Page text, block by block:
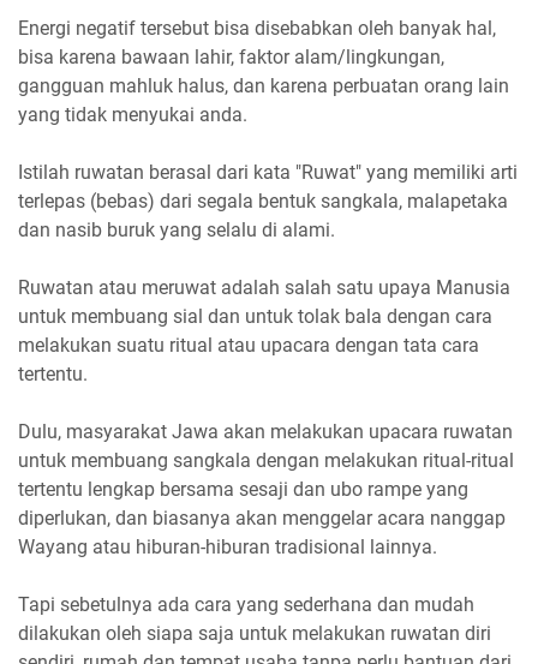
Energi negatif tersebut bisa disebabkan oleh banyak hal,
bisa karena bawaan lahir, faktor alam/lingkungan,
gangguan mahluk halus, dan karena perbuatan orang lain
yang tidak menyukai anda.
Istilah ruwatan berasal dari kata "Ruwat" yang memiliki arti
terlepas (bebas) dari segala bentuk sangkala, malapetaka
dan nasib buruk yang selalu di alami.
Ruwatan atau meruwat adalah salah satu upaya Manusia
untuk membuang sial dan untuk tolak bala dengan cara
melakukan suatu ritual atau upacara dengan tata cara
tertentu.
Dulu, masyarakat Jawa akan melakukan upacara ruwatan
untuk membuang sangkala dengan melakukan ritual-ritual
tertentu lengkap bersama sesaji dan ubo rampe yang
diperlukan, dan biasanya akan menggelar acara nanggap
Wayang atau hiburan-hiburan tradisional lainnya.
Tapi sebetulnya ada cara yang sederhana dan mudah
dilakukan oleh siapa saja untuk melakukan ruwatan diri